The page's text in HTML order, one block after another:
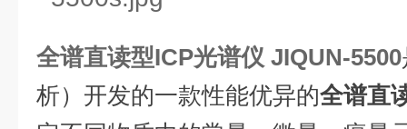
全谱直读型ICP光谱仪 JIQUN-5500
析）开发的一款性能优异的全谱直